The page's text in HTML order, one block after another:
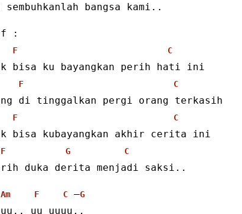
sembuhkanlah bangsa kami..
:
F C
bisa ku bayangkan perih hati ini
F C
di tinggalkan pergi orang terkasih
F C
bisa kubayangkan akhir cerita ini
F G C
duka derita menjadi saksi..
Am F C –G
uu uuuu..